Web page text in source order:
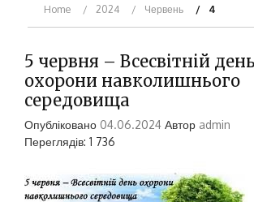
Home 2024 Червень 4
5 червня – Всесвітній день
охорони навколишнього
середовища
Опубліковано 04.06.2024 Автор admin
Переглядів: 1 736